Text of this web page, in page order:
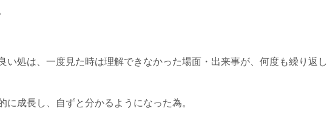
い処は、一度見た時は理解できなかった場面・出来事が、何度も繰り返し
成長し、自ずと分かるようになった為。